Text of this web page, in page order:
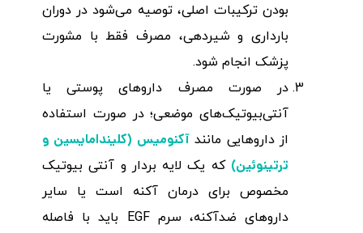
بودن ترکیبات اصلی، توصیه می‌شود در دوران
بارداری و شیردهی، مصرف فقط با مشورت
پزشک انجام شود.
در صورت مصرف داروهای پوستی یا
آنتی‌بیوتیک‌های موضعی؛ در صورت استفاده
از داروهایی مانندآکنومیس (کلیندامایسین و
ترتینوئین) که یک لایه بردار و آنتی بیوتیک
مخصوص برای درمان آکنه است یا سایر
داروهای ضدآکنه، سرم EGF باید با فاصله